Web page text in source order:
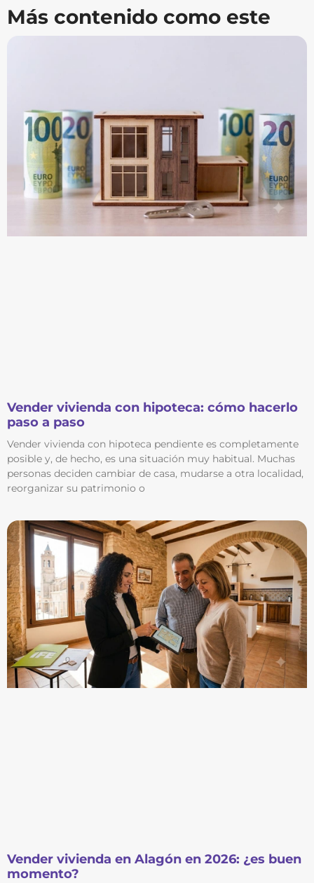
Más contenido como este
Vender vivienda con hipoteca: cómo hacerlo
paso a paso
Vender vivienda con hipoteca pendiente es completamente
posible y, de hecho, es una situación muy habitual. Muchas
personas deciden cambiar de casa, mudarse a otra localidad,
reorganizar su patrimonio o
Vender vivienda en Alagón en 2026: ¿es buen
momento?